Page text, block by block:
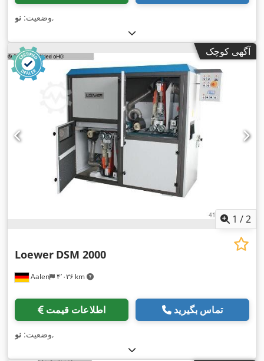
وضعیت: نو ,
آگهی کوچک
1 /2
Aalen ۴٬۰۳۶ km
Loewer DSM 2000
اطلاعات قیمت تماس بگیرید
وضعیت: نو ,